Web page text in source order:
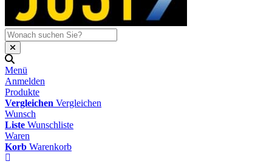
Menü
Anmelden
Produkte
Vergleichen Vergleichen
Wunsch
Liste Wunschliste
Waren
Korb Warenkorb